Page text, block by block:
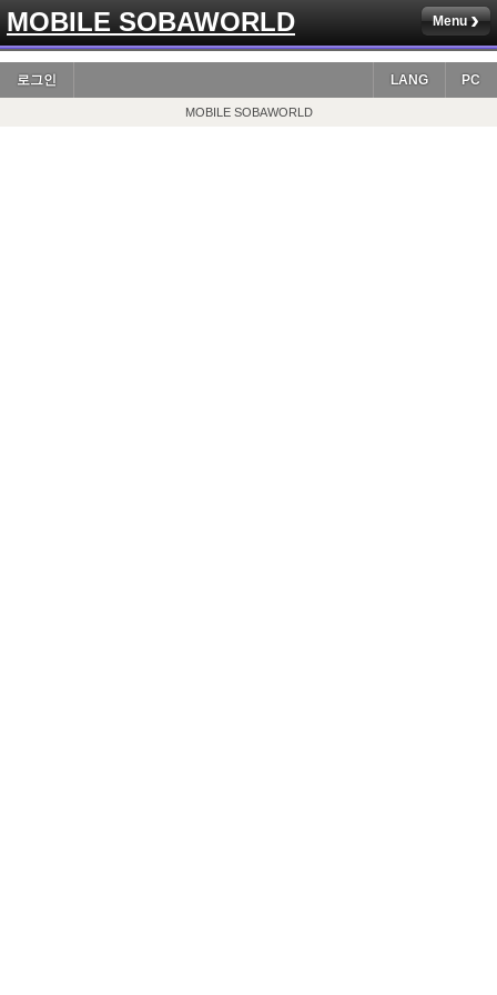
MOBILE SOBAWORLD Menu
로그인 PC
LANG
MOBILE SOBAWORLD